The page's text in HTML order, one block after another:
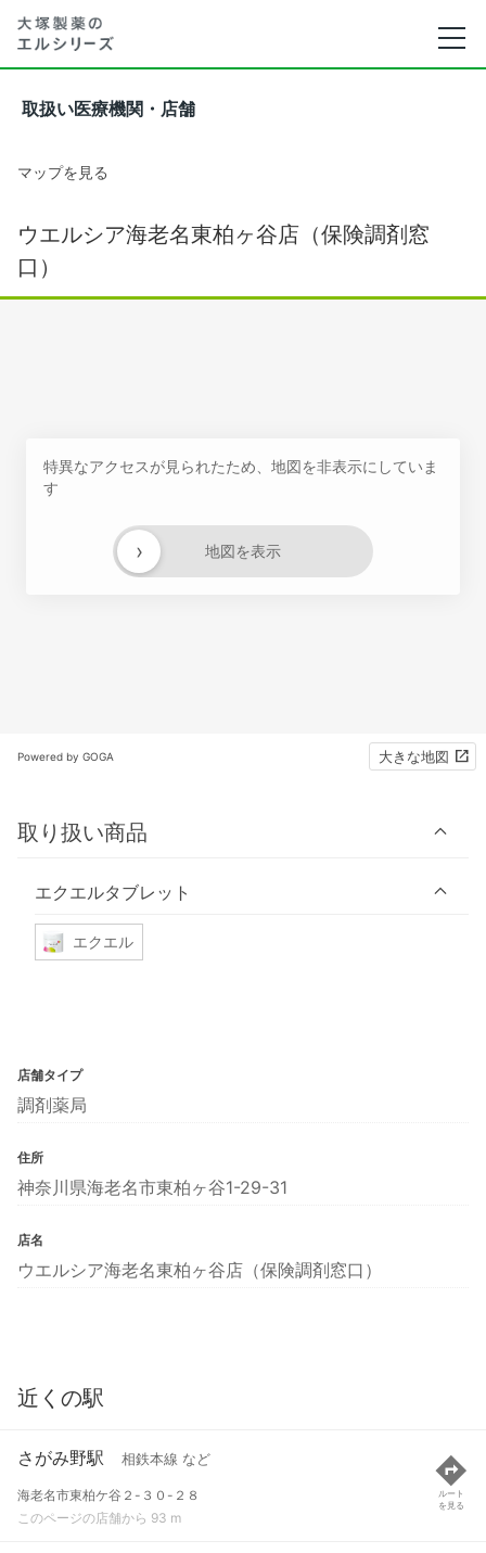
取扱い医療機関・店舗
マップを見る
ウエルシア海老名東柏ヶ谷店（保険調剤窓
口）
特異なアクセスが見られたため、地図を非表示にしていま
す
地図を表示
›
Powered by GOGA 大きな地図
取り扱い商品
エクエルタブレット
エクエル
店舗タイプ
調剤薬局
住所
神奈川県海老名市東柏ヶ谷1-29-31
店名
ウエルシア海老名東柏ヶ谷店（保険調剤窓口）
近くの駅
さがみ野駅 相鉄本線 など
海老名市東柏ケ谷２-３０-２８
このページの店舗から 93 m
ルート
を見る